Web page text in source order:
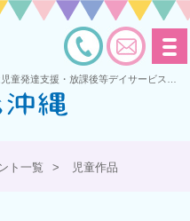
ト一覧 > 児童作品